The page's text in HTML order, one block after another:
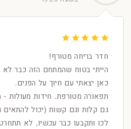
חדר בריחה מטורף!
הייתי בטוח שהמתחם הזה כבר לא
כאן יצאתי עם חיוך על הפנים.
תפאורה מטורפת. חידות מעולות -
גם קלות וגם קשות (יכול
לכו ותקבעו כבר עכשיו, לא